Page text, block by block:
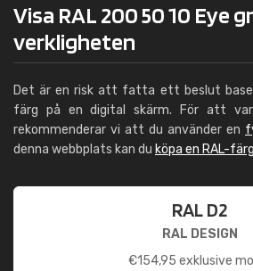
Visa RAL 200 50 10 Eye
verkligheten
Det är en risk att fatta ett beslut
färg på en digital skärm. För att
rekommenderar vi att du använder en
denna webbplats kan du köpa en RAL-
RAL D2
RAL DESIGN
€154,95 exklusive